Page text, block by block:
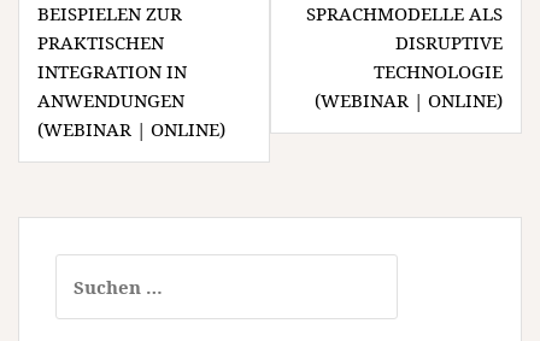
BEISPIELEN ZUR
PRAKTISCHEN
INTEGRATION IN
ANWENDUNGEN
(WEBINAR | ONLINE)
SPRACHMODELLE ALS
DISRUPTIVE
TECHNOLOGIE
(WEBINAR | ONLINE)
nach: